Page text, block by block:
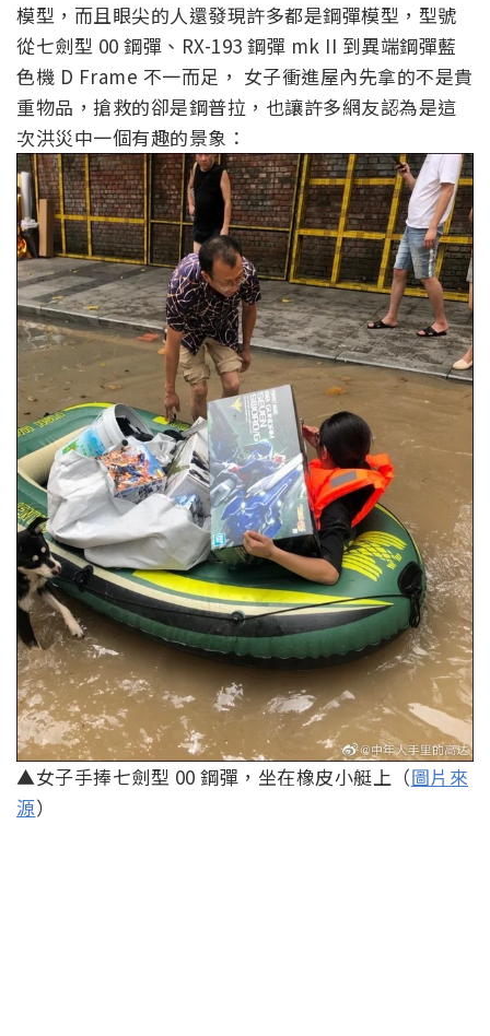
模型，而且眼尖的人還發現許多都是鋼彈模型，型號
從七劍型 00 鋼彈、RX-193 鋼彈 mk II 到異端鋼彈藍
色機 D Frame 不一而足， 女子衝進屋內先拿的不是貴
重物品，搶救的卻是鋼普拉，也讓許多網友認為是這
次洪災中一個有趣的景象：
▲女子手捧七劍型 00 鋼彈，坐在橡皮小艇上（圖片來
源）